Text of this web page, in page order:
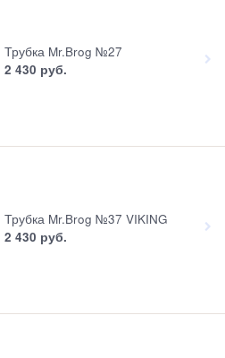
Трубка Mr.Brog №27
2 430 руб.
Трубка Mr.Brog №37 VIKING
2 430 руб.